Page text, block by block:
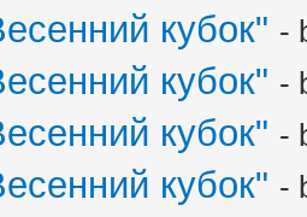
кубок" -
кубок" -
кубок" -
кубок" -